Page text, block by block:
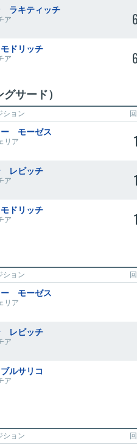
ラキティッチ
ア
ドリッチ
ア
サード）
ション
ー モーゼス
リア
レビッチ
ア
ドリッチ
ア
ション
ー モーゼス
リア
レビッチ
ア
ルサリコ
ア
ション